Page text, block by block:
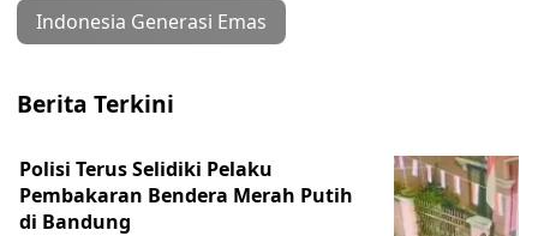
Indonesia Generasi Emas
Berita Terkini
Polisi Terus Selidiki Pelaku
Pembakaran Bendera Merah Putih
di Bandung